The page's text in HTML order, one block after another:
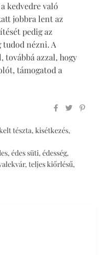
kedvedre való
jobbra lent az
pedig az
nézni. A
továbbá azzal, hogy
támogatod a
tészta, kisétkezés,
, édes süti, édesség,
, teljes kiőrlésű,